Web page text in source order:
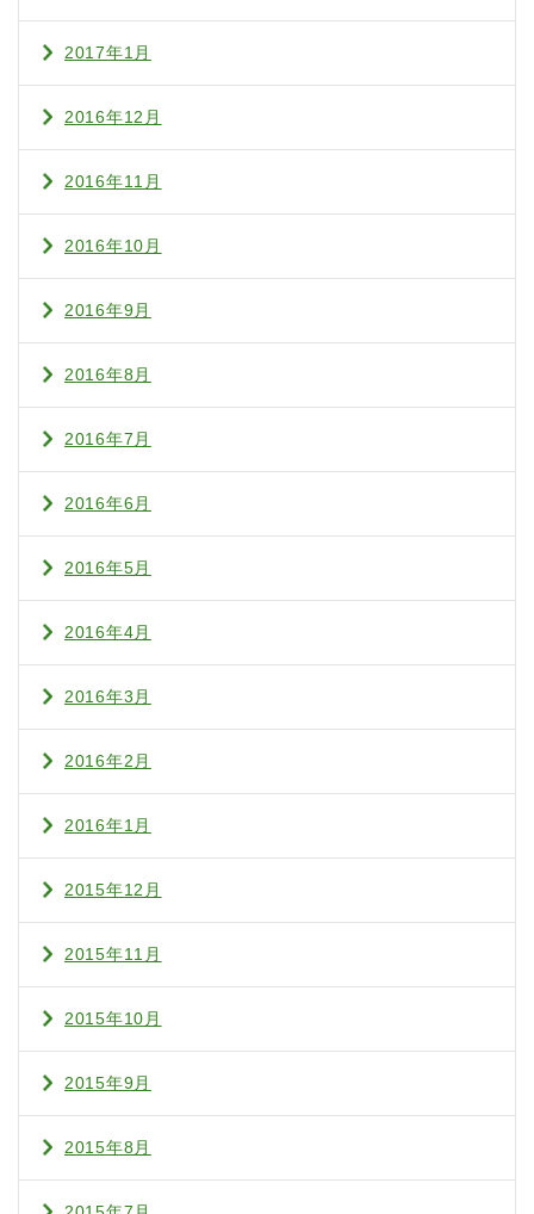
2017年1月
2016年12月
2016年11月
2016年10月
2016年9月
2016年8月
2016年7月
2016年6月
2016年5月
2016年4月
2016年3月
2016年2月
2016年1月
2015年12月
2015年11月
2015年10月
2015年9月
2015年8月